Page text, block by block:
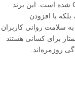
از جمله Red Dot Design و CES Innovation Award شده است. این برند
با افزودن
سلامت روانی کاربران
برای کسانی هستند
روزمره‌اند.